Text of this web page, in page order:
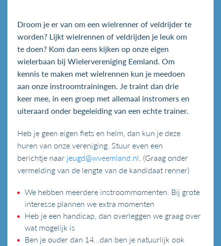
Droom je er van om een wielrenner of veldrijder te
worden? Lijkt wielrennen of veldrijden je leuk om
te doen? Kom dan eens kijken op onze eigen
wielerbaan bij Wielervereniging Eemland. Om
kennis te maken met wielrennen kun je meedoen
aan onze instroomtrainingen. Je traint dan drie
keer mee, in een groep met allemaal instromers en
uiteraard onder begeleiding van een echte trainer.
Heb je geen eigen fiets en helm, dan kun je deze
huren van onze vereniging. Stuur even een
berichtje naar jeugd@wveemland.nl . (Graag onder
vermelding van de lengte van de kandidaat renner)
We hebben meerdere instroommomenten. Bij grote
interesse plannen we extra momenten
Heb je een handicap, dan overleggen we graag over
wat mogelijk is
Ben je ouder dan 14…dan ben je natuurlijk ook